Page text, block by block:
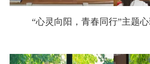
“心灵向阳，青春同行”主题